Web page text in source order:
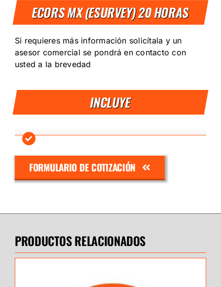
ECORS MX (ESURVEY) 20 HORAS
INCLUYE
Si requieres más información solicítala y un
asesor comercial se pondrá en contacto con
usted a la brevedad
FORMULARIO DE COTIZACIÓN
PRODUCTOS RELACIONADOS